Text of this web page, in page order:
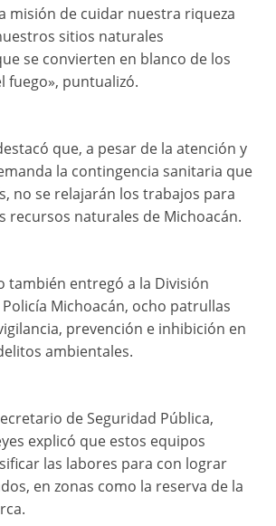
misión de cuidar nuestra riqueza
sitios naturales
se convierten en blanco de los
fuego», puntualizó.
que, a pesar de la atención y
la contingencia sanitaria que
no se relajarán los trabajos para
recursos naturales de Michoacán.
también entregó a la División
Michoacán, ocho patrullas
prevención e inhibición en
ambientales.
de Seguridad Pública,
explicó que estos equipos
las labores para con lograr
en zonas como la reserva de la